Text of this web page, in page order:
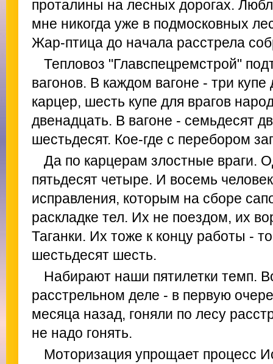
проталины на лесных дорогах.
мне никогда уже в подмосковных
Жар-птица до начала расстрела
Тепловоз "Главспецремстрой"
вагонов. В каждом вагоне - три
карцер, шесть купе для врагов
двенадцать. В вагоне - семьдесят
шестьдесят. Кое-где с перебором
Да по карцерам злостные враги.
пятьдесят четыре. И восемь
исправления, которым на сборе
раскладке тел. Их не поездом, их
Таганки. Их тоже к концу работы -
шестьдесят шесть.
Набирают наши пятилетки темп.
расстрельном деле - в первую
месяца назад, гоняли по лесу
не надо гонять.
Моторизация упрощает процесс